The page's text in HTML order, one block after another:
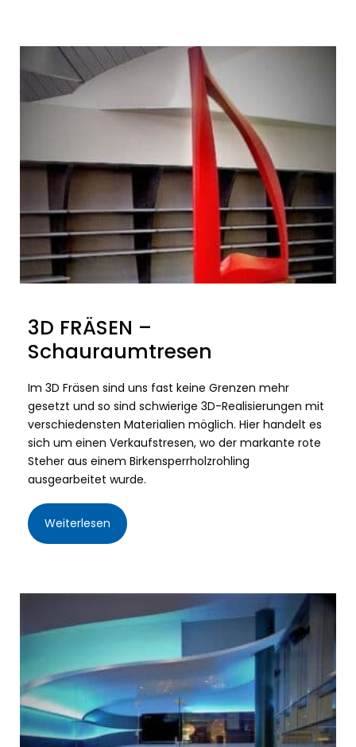
3D FRÄSEN –
Schauraumtresen
Im 3D Fräsen sind uns fast keine Grenzen mehr
gesetzt und so sind schwierige 3D-Realisierungen mit
verschiedensten Materialien möglich. Hier handelt es
sich um einen Verkaufstresen, wo der markante rote
Steher aus einem Birkensperrholzrohling
ausgearbeitet wurde.
Weiterlesen